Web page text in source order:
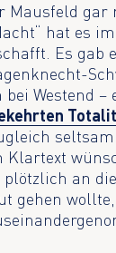
Mausfeld gar
hat es
Es
Westend –
seltsam
Klartext
an
gehen